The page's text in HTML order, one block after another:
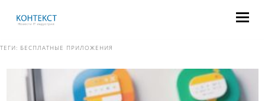
ТЕГИ: БЕСПЛАТНЫЕ ПРИЛОЖЕНИЯ